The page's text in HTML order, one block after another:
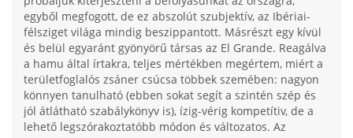
egyből megfogott, de ez abszolút szubjektív, az Ibériai-
félsziget világa mindig beszippantott. Másrészt egy kívül
és belül egyaránt gyönyörű társas az El Grande. Reagálva
a hamu által írtakra, teljes mértékben megértem, miért a
területfoglalós zsáner csúcsa többek szemében: nagyon
könnyen tanulható (ebben sokat segít a szintén szép és
jól átlátható szabálykönyv is), ízig-vérig kompetítiv, de a
lehető legszórakoztatóbb módon és változatos. Az